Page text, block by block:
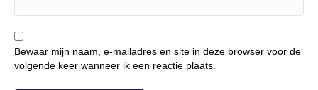
Bewaar mijn naam, e-mailadres en site in deze browser voor de
volgende keer wanneer ik een reactie plaats.